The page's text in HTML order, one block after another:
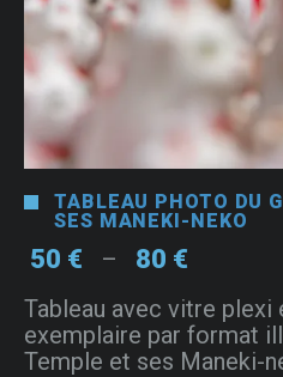
TABLEAU PHOTO DU
SES MANEKI-NEKO
50 € – 80 €
prix :
50 €
à
Tableau avec vitre plexi
exemplaire par format
Temple et ses Maneki-